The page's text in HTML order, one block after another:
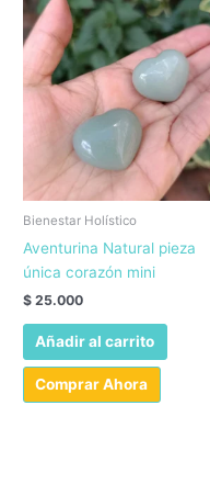
Bienestar Holístico
Aventurina Natural pieza
única corazón mini
$ 25.000
Añadir al carrito
Comprar Ahora